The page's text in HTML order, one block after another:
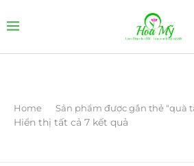
Home Sản phẩm được gắn thẻ “quà
Hiển thị tất cả 7 kết quả